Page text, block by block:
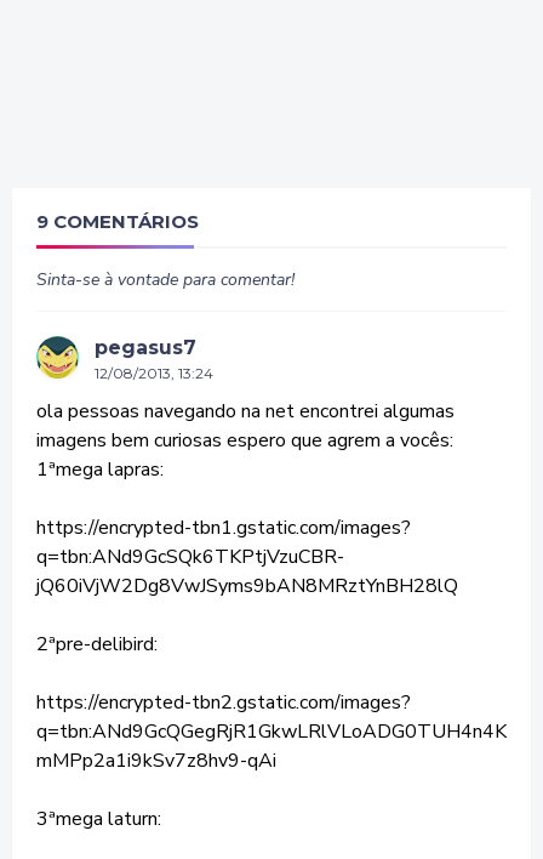
9 COMENTÁRIOS
Sinta-se à vontade para comentar!
pegasus7
12/08/2013, 13:24
ola pessoas navegando na net encontrei algumas
imagens bem curiosas espero que agrem a vocês:
1ªmega lapras:
https://encrypted-tbn1.gstatic.com/images?
q=tbn:ANd9GcSQk6TKPtjVzuCBR-
jQ60iVjW2Dg8VwJSyms9bAN8MRztYnBH28lQ
2ªpre-delibird:
https://encrypted-tbn2.gstatic.com/images?
q=tbn:ANd9GcQGegRjR1GkwLRlVLoADG0TUH4n4K
mMPp2a1i9kSv7z8hv9-qAi
3ªmega laturn: